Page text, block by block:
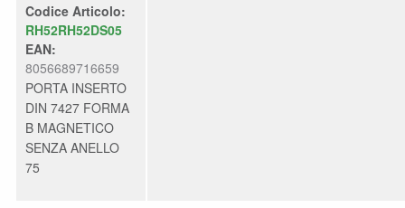
Codice Articolo:
RH52RH52DS05
EAN:
8056689716659
PORTA INSERTO
DIN 7427 FORMA
B MAGNETICO
SENZA ANELLO
75